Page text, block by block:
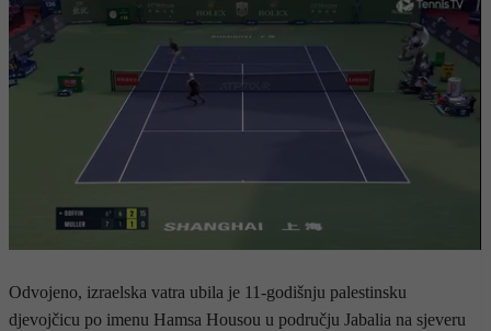
Odvojeno, izraelska vatra ubila je 11-godišnju palestinsku
djevojčicu po imenu Hamsa Housou u području Jabalia na sjeveru